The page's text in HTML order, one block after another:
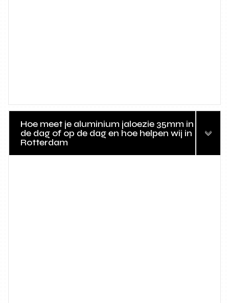
Hoe meet je aluminium jaloezie 35mm in
de dag of op de dag en hoe helpen wij in
Rotterdam